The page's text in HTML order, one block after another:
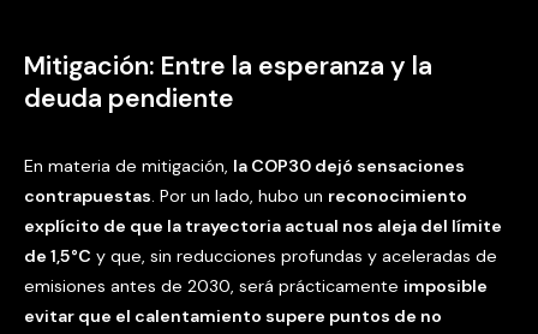
Mitigación: Entre la esperanza y la
deuda pendiente
En materia de mitigación, la COP30 dejó sensaciones
contrapuestas. Por un lado, hubo un reconocimiento
explícito de que la trayectoria actual nos aleja del límite
de 1,5°C y que, sin reducciones profundas y aceleradas de
emisiones antes de 2030, será prácticamente imposible
evitar que el calentamiento supere puntos de no